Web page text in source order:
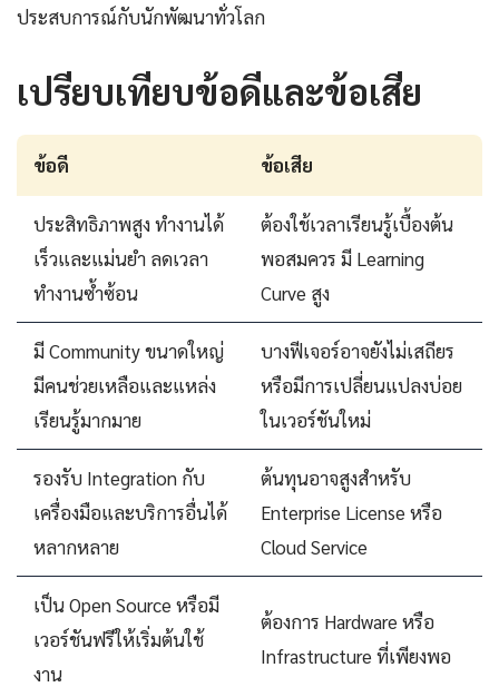
ประสบการณ์กับนักพัฒนาทั่วโลก
เปรียบเทียบข้อดีและข้อเสีย
ข้อดี ข้อเสีย
ประสิทธิภาพสูง ทำงานได้
เร็วและแม่นยำ ลดเวลา
ทำงานซ้ำซ้อน
ต้องใช้เวลาเรียนรู้เบื้องต้น
พอสมควร มี Learning
Curve สูง
มี Community ขนาดใหญ่
มีคนช่วยเหลือและแหล่ง
เรียนรู้มากมาย
บางฟีเจอร์อาจยังไม่เสถียร
หรือมีการเปลี่ยนแปลงบ่อย
ในเวอร์ชันใหม่
รองรับ Integration กับ
เครื่องมือและบริการอื่นได้
หลากหลาย
ต้นทุนอาจสูงสำหรับ
Enterprise License หรือ
Cloud Service
เป็น Open Source หรือมี
เวอร์ชันฟรีให้เริ่มต้นใช้
งาน
ต้องการ Hardware หรือ
Infrastructure ที่เพียงพอ